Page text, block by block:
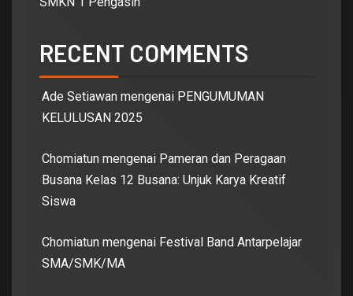
RECENT COMMENTS
Ade Setiawan mengenai PENGUMUMAN
KELULUSAN 2025
Chomiatun mengenai Pameran dan Peragaan
Busana Kelas 12 Busana: Unjuk Karya Kreatif
Siswa
Chomiatun mengenai Festival Band Antarpelajar
SMA/SMK/MA